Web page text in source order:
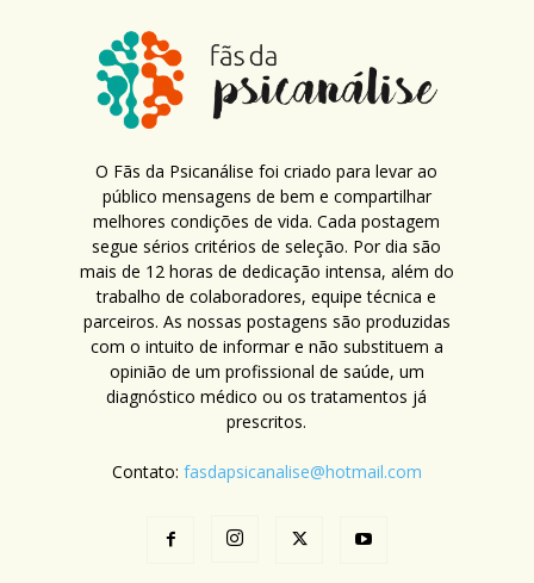
O Fãs da Psicanálise foi criado para levar ao
público mensagens de bem e compartilhar
melhores condições de vida. Cada postagem
segue sérios critérios de seleção. Por dia são
mais de 12 horas de dedicação intensa, além do
trabalho de colaboradores, equipe técnica e
parceiros. As nossas postagens são produzidas
com o intuito de informar e não substituem a
opinião de um profissional de saúde, um
diagnóstico médico ou os tratamentos já
prescritos.
Contato: fasdapsicanalise@hotmail.com